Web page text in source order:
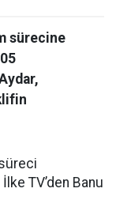
sürecine
TV’den Banu